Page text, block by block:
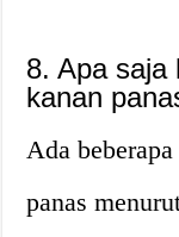
8. Apa saja
kanan
Ada
panas